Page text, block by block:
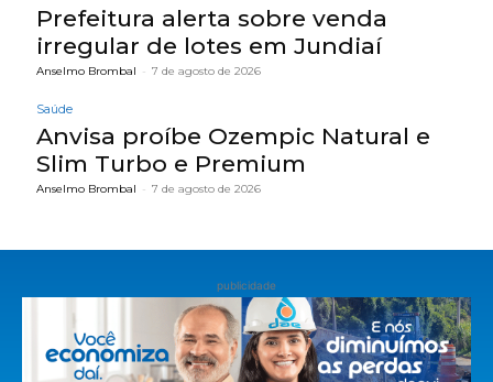
Prefeitura alerta sobre venda
irregular de lotes em Jundiaí
Anselmo Brombal - 7 de agosto de 2026
Saúde
Anvisa proíbe Ozempic Natural e
Slim Turbo e Premium
Anselmo Brombal - 7 de agosto de 2026
publicidade